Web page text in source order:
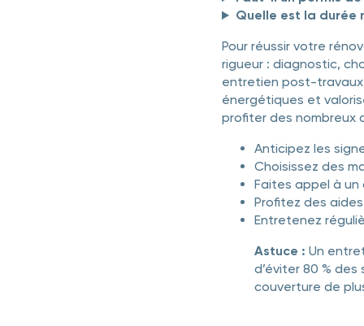
Quelle est la durée
Pour réussir votre
rigueur : diagnostic,
entretien post-
énergétiques et
profiter des nombreux
Anticipez les
Choisissez des
Faites appel à
Profitez des
Entretenez
Astuce : Un
d’éviter 80 %
couverture de